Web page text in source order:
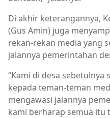
Di akhir keterangannya,
(Gus Amin) juga
rekan-rekan media yang
jalannya pemerintahan
“Kami di desa
kepada teman-teman
mengawasi jalannya
kami berharap semua itu